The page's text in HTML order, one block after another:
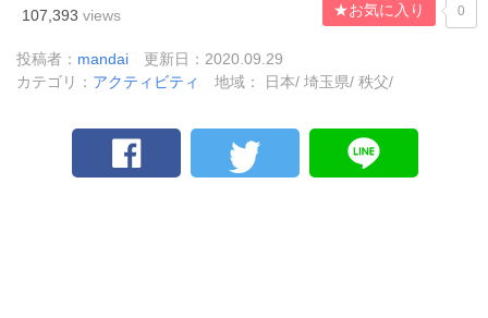
107,393 views ★お気に入り 0
投稿者： mandai
更新日：2020.09.29
カテゴリ： アクティビティ 地域： 日本/ 埼玉県/ 秩父/